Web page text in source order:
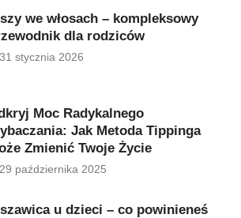
we włosach – kompleksowy
dla rodziców
31 stycznia 2026
Moc Radykalnego
Jak Metoda Tippinga
Zmienić Twoje Życie
29 października 2025
u dzieci – co powinieneś